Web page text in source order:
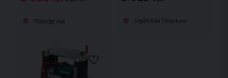
Tillfälligt slut Utgått från Tillverkare